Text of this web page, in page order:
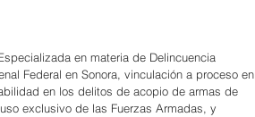
en materia de Delincuencia
Federal en Sonora, vinculación a proceso en
en los delitos de acopio de armas de
exclusivo de las Fuerzas Armadas, y